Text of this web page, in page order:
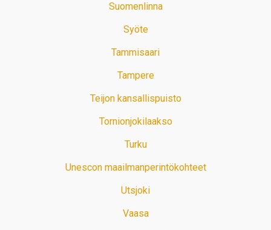
Suomenlinna
Syöte
Tammisaari
Tampere
Teijon kansallispuisto
Tornionjokilaakso
Turku
Unescon maailmanperintökohteet
Utsjoki
Vaasa